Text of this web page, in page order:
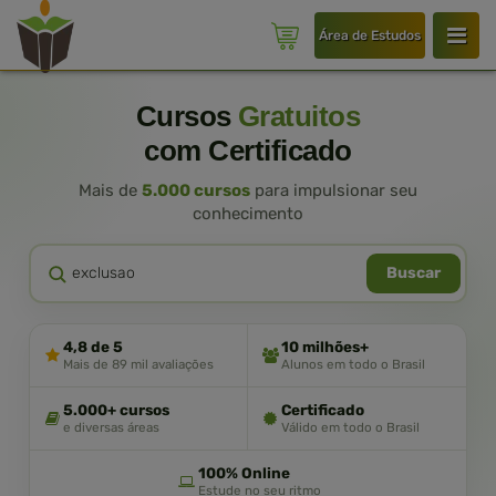
Área de Estudos
Cursos Gratuitos
com Certificado
Mais de 5.000 cursos para impulsionar seu
conhecimento
Buscar
4,8 de 5
Mais de 89 mil avaliações
10 milhões+
Alunos em todo o Brasil
5.000+ cursos
e diversas áreas
Certificado
Válido em todo o Brasil
100% Online
Estude no seu ritmo